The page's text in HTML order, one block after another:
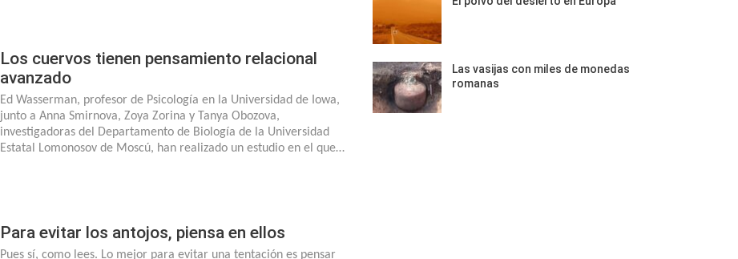
Los cuervos tienen pensamiento relacional
avanzado
Ed Wasserman, profesor de Psicología en la Universidad de Iowa,
junto a Anna Smirnova, Zoya Zorina y Tanya Obozova,
investigadoras del Departamento de Biología de la Universidad
Estatal Lomonosov de Moscú, han realizado un estudio en el que…
Para evitar los antojos, piensa en ellos
Pues sí, como lees. Lo mejor para evitar una tentación es pensar
Las vasijas con miles de monedas
romanas